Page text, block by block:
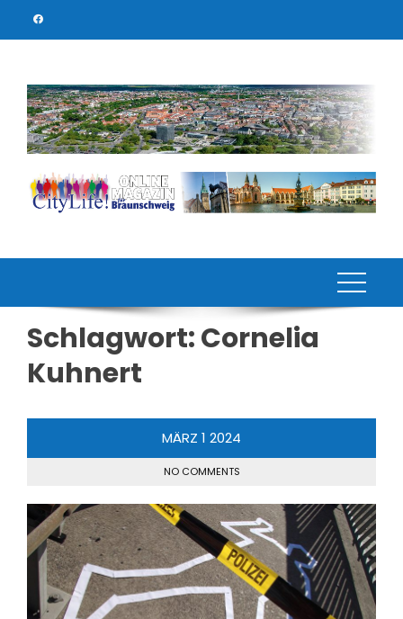
Schlagwort:Cornelia
Kuhnert
MÄRZ 1 2024
NO COMMENTS